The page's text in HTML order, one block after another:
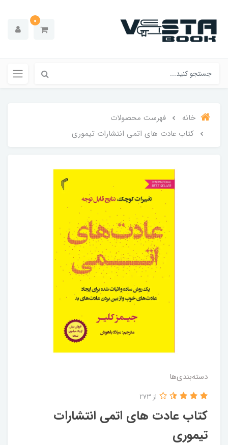
0
خانه
فهرست محصولات
کتاب عادت های اتمی انتشارات تیموری
دسته‌بندی‌ها
کتاب عادت های اتمی انتشارات
تیموری
از 273